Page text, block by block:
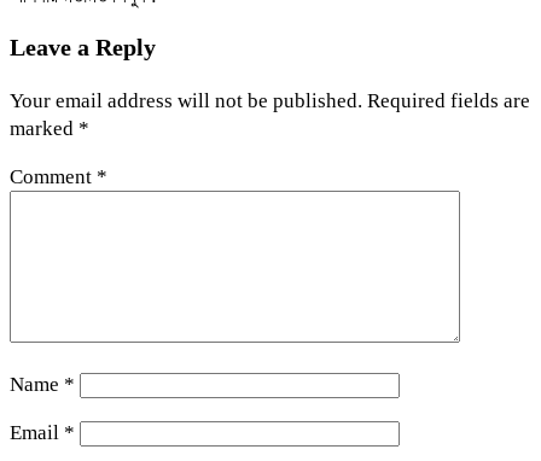
Leave a Reply
Your email address will not be published. Required fields are
marked *
Comment *
Name *
Email *